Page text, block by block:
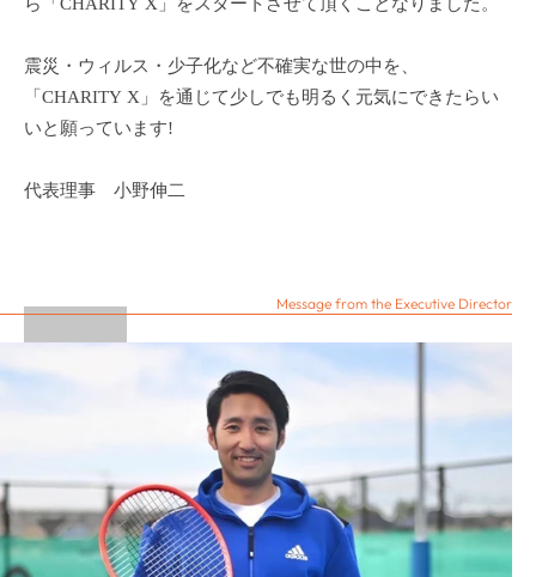
震災・ウィルス・少子化など不確実な世の中を、
「CHARITY X」を通じて少しでも明るく元気にできたらい
いと願っています!
代表理事 小野伸二
Message from the Executive Director